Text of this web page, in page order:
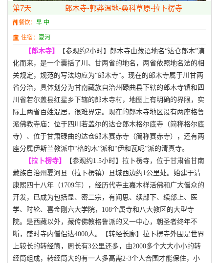
第7天 郎木寺-郭莽温地-桑科草原-拉卜楞寺
餐饮： 早 中
住宿： 夏河
【郎木寺】 【参观约2小时】 郎木寺由藏语地名“达仓郎木”演
化而来，是一个囊括了川、甘两省的地名，两省依照地名法的相
关规定，规范的写法均应为“郎木寺”。现在的郎木寺属于川甘两
省分治，具体划分为甘南藏族自治州碌曲县下辖的郎木寺镇和四
川省若尔盖县红星乡下辖的郎木寺村，地图上有明确的界限，实
际上两省百姓混居，很难界定。现在的郎木寺地区设有两座格鲁
派佛教寺庙：位于四川若盖尔的达仓郎木格尔底寺（简称格尔底
寺）、位于甘肃碌曲的达仓郎木赛赤寺（简称赛赤寺），还有两
座分属伊斯兰教派中“格的木”派和“伊和瓦呢”派的清真寺。
【拉卜楞寺】
【参观约1.5小时】 拉卜楞寺，位于甘肃省甘南
藏族自治州夏河县（拉卜楞镇）县城西边约1公里处。始建于清
康熙四十八年（1709年），经历代寺主嘉木样活佛和广大僧众的
开发，已成为包括显、密二宗，有闻思、续部下、续部上、医
学、时轮、喜金刚六大学院，108个属寺和八大教区的大型寺
院。是西藏以外，藏传佛教格鲁派的又一中心，朝圣者终年不
断，盛时寺内僧侣达4000人。
【转经长廊】 拉卜楞寺外围是世界
上较长的转经筒，周长有3公里还多，由2000多个大大小小的转
经筒组成，转经筒大的有一人多高需2-3个人合围才能保住，小